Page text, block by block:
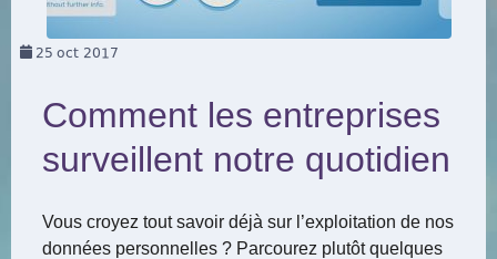
25 oct 2017
Comment les entreprises
surveillent notre quotidien
Vous croyez tout savoir déjà sur l’exploitation de nos
données personnelles ? Parcourez plutôt quelques